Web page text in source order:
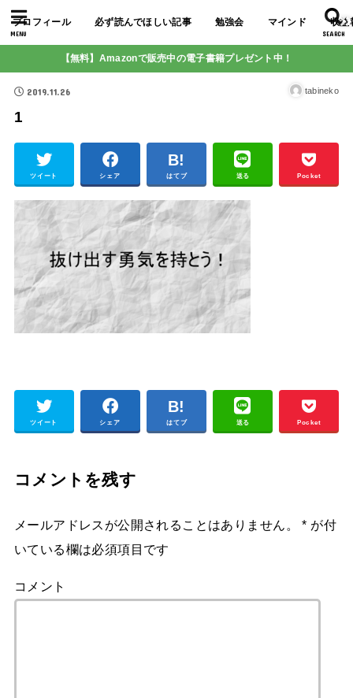
SEARCH
MENU
プロフィール 必ず読んでほしい記事 勉強会 マインド 収益
【無料】Amazonで販売中の電子書籍プレゼント中！
2019.11.26 tabineko
1
ツイート シェア はてブ 送る Pocket
ツイート シェア はてブ 送る Pocket
コメントを残す
メールアドレスが公開されることはありません。 * が付
いている欄は必須項目です
コメント